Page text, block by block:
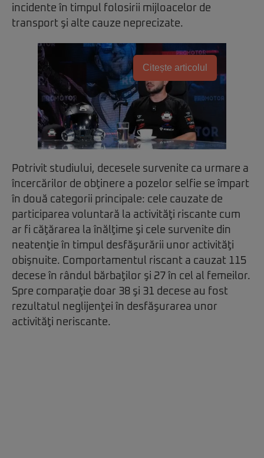
incidente în timpul folosirii mijloacelor de
transport şi alte cauze neprecizate.
Citește articolul
Potrivit studiului, decesele survenite ca urmare a
încercărilor de obţinere a pozelor selfie se împart
în două categorii principale: cele cauzate de
participarea voluntară la activităţi riscante cum
ar fi căţărarea la înălţime şi cele survenite din
neatenţie în timpul desfăşurării unor activităţi
obişnuite. Comportamentul riscant a cauzat 115
decese în rândul bărbaţilor şi 27 în cel al femeilor.
Spre comparaţie doar 38 şi 31 decese au fost
rezultatul neglijenţei în desfăşurarea unor
activităţi neriscante.